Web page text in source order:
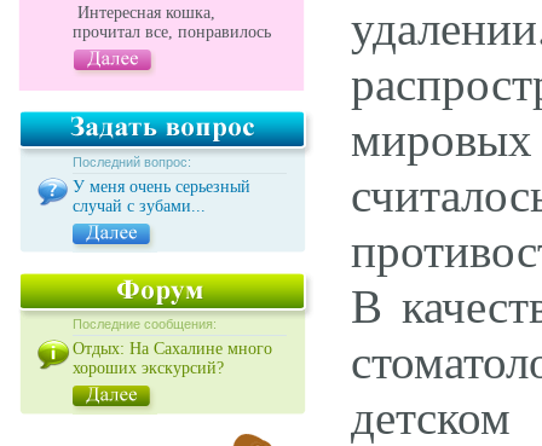
Интересная кошка,
прочитал все, понравилось
Последний вопрос:
У меня очень серьезный
случай с зубами...
Последние сообщения:
Отдых: На Сахалине много
хороших экскурсий?
В